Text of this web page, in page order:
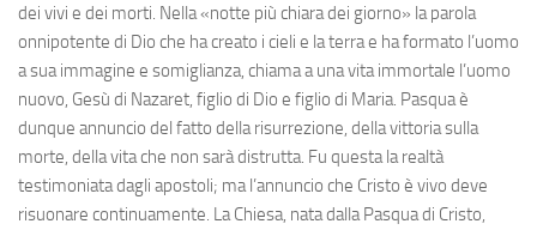
dei vivi e dei morti. Nella «notte più chiara dei giorno» la parola
onnipotente di Dio che ha creato i cieli e la terra e ha formato l’uomo
a sua immagine e somiglianza, chiama a una vita immortale l’uomo
nuovo, Gesù di Nazaret, figlio di Dio e figlio di Maria. Pasqua è
dunque annuncio del fatto della risurrezione, della vittoria sulla
morte, della vita che non sarà distrutta. Fu questa la realtà
testimoniata dagli apostoli; ma l’annuncio che Cristo è vivo deve
risuonare continuamente. La Chiesa, nata dalla Pasqua di Cristo,